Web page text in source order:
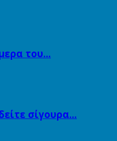
του…
σίγουρα…